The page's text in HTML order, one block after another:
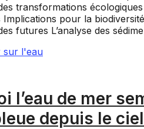
transformations
Implications pour la
futures L’analyse des
sur l'eau
l’eau de mer
depuis le